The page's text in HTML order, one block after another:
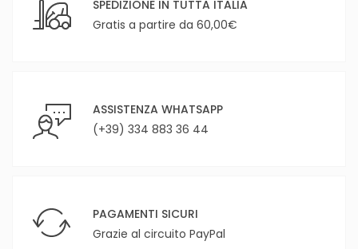
SPEDIZIONE IN TUTTA ITALIA
Gratis a partire da 60,00€
ASSISTENZA WHATSAPP
(+39) 334 883 36 44
PAGAMENTI SICURI
Grazie al circuito PayPal